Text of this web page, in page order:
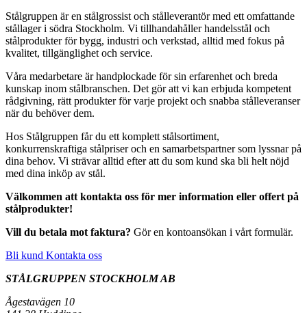
Stålgruppen är en stålgrossist och stålleverantör med ett omfattande
stållager i södra Stockholm. Vi tillhandahåller handelsstål och
stålprodukter för bygg, industri och verkstad, alltid med fokus på
kvalitet, tillgänglighet och service.
Våra medarbetare är handplockade för sin erfarenhet och breda
kunskap inom stålbranschen. Det gör att vi kan erbjuda kompetent
rådgivning, rätt produkter för varje projekt och snabba stålleveranser
när du behöver dem.
Hos Stålgruppen får du ett komplett stålsortiment,
konkurrenskraftiga stålpriser och en samarbetspartner som lyssnar på
dina behov. Vi strävar alltid efter att du som kund ska bli helt nöjd
med dina inköp av stål.
Välkommen att kontakta oss för mer information eller offert på
stålprodukter!
Vill du betala mot faktura? Gör en kontoansökan i vårt formulär.
Bli kund Kontakta oss
STÅLGRUPPEN STOCKHOLM AB
Ågestavägen 10